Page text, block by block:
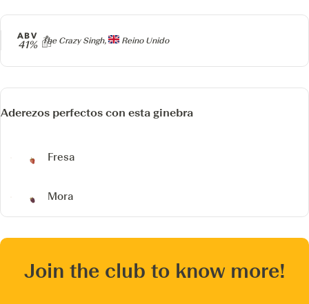
Producer
The Crazy Singh, Reino Unido
ABV
41%
Aderezos perfectos con esta ginebra
Fresa
Mora
Join the club to know more!